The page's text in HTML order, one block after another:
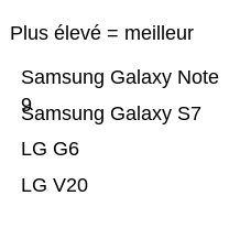
Plus élevé = meilleur
LG V20
LG G6
Samsung Galaxy S7
Samsung Galaxy Note
9